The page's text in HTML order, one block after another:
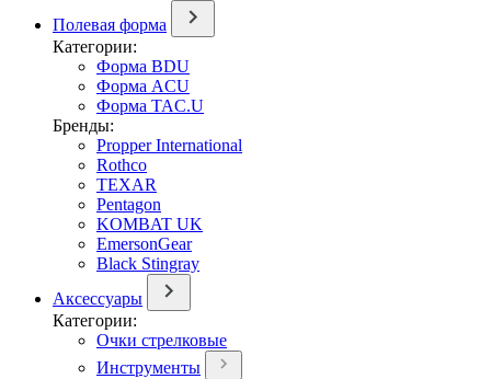
Полевая форма
Категории:
Форма BDU
Форма ACU
Форма TAC.U
Бренды:
Propper International
Rothco
TEXAR
Pentagon
KOMBAT UK
EmersonGear
Black Stingray
Аксессуары
Категории:
Очки стрелковые
Инструменты